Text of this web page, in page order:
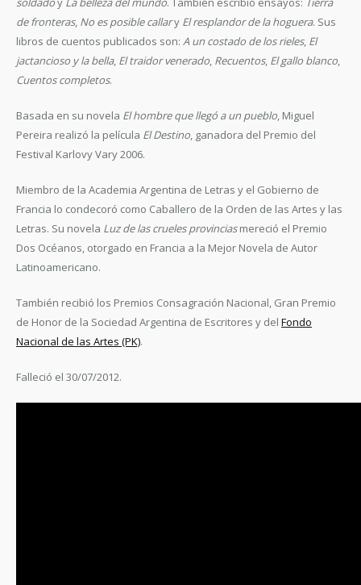
de fronteras, No es posible callary El resplandor de la hoguera. Sus
libros de cuentos publicados son: A un costado de los rieles, El
jactancioso y la bella, El traidor venerado, Recuentos, El gallo blanco,
Cuentos completos.
Basada en su novela El hombre que llegó a un pueblo, Miguel
Pereira realizó la película El Destino, ganadora del Premio del
Festival Karlovy Vary 2006.
Miembro de la Academia Argentina de Letras y el Gobierno de
Francia lo condecoró como Caballero de la Orden de las Artes y las
Letras. Su novela Luz de las crueles provinciasmereció el Premio
Dos Océanos, otorgado en Francia a la Mejor Novela de Autor
Latinoamericano.
También recibió los Premios Consagración Nacional, Gran Premio
de Honor de la Sociedad Argentina de Escritores y del Fondo
Nacional de las Artes (PK).
Falleció el 30/07/2012.